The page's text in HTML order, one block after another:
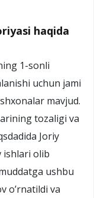
haqida
1-sonli
uchun jami
mavjud.
tozaligi va
Joriy
ishlari olib
ushbu
o’rnatildi va